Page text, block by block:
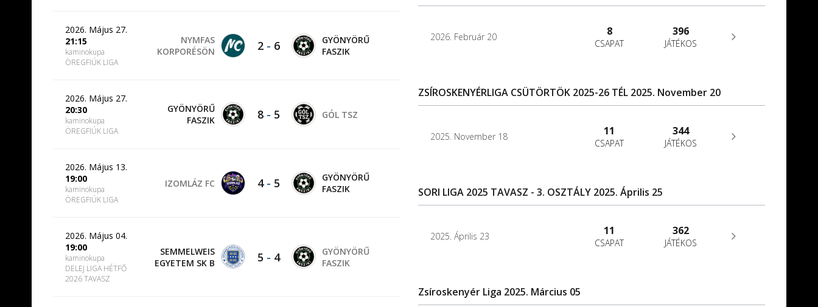
2026. Május 27.
21:15
kaminokupa
ÖREGFIÚK LIGA
NYMFAS
KORPORÉSÖN
2- 6
GYÖNYÖRŰ
FASZIK
2026. Május 27.
20:30
kaminokupa
ÖREGFIÚK LIGA
GYÖNYÖRŰ
FASZIK
8- 5 GÓL TSZ
2026. Május 13.
19:00
kaminokupa
ÖREGFIÚK LIGA
IZOMLÁZ FC 4- 5
GYÖNYÖRŰ
FASZIK
2026. Május 04.
19:00
kaminokupa
DELEJ LIGA HÉTFŐ
2026 TAVASZ
SEMMELWEIS
EGYETEM SK B
5 - 4
GYÖNYÖRŰ
FASZIK
2026. Február 20 8
CSAPAT
396
JÁTÉKOS
ZSÍROSKENYÉRLIGA CSÜTÖRTÖK 2025-26 TÉL 2025. November 20
2025. November 18 11
CSAPAT
344
JÁTÉKOS
SORI LIGA 2025 TAVASZ - 3. OSZTÁLY 2025. Április 25
2025. Április 23 11
CSAPAT
362
JÁTÉKOS
Zsíroskenyér Liga 2025. Március 05